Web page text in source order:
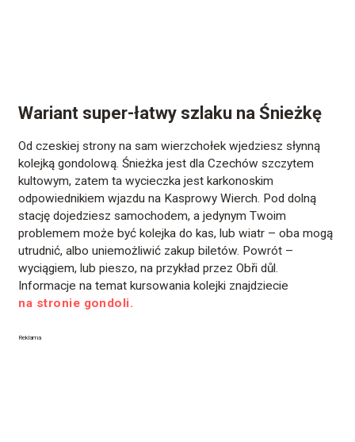
Wariant super-łatwy szlaku na Śnieżkę
Od czeskiej strony na sam wierzchołek wjedziesz słynną
kolejką gondolową. Śnieżka jest dla Czechów szczytem
kultowym, zatem ta wycieczka jest karkonoskim
odpowiednikiem wjazdu na Kasprowy Wierch. Pod dolną
stację dojedziesz samochodem, a jedynym Twoim
problemem może być kolejka do kas, lub wiatr – oba mogą
utrudnić, albo uniemożliwić zakup biletów. Powrót –
wyciągiem, lub pieszo, na przykład przez Obři důl.
Informacje na temat kursowania kolejki znajdziecie
na stronie gondoli.
Reklama